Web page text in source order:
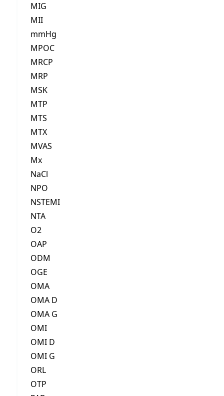
MIG
MII
mmHg
MPOC
MRCP
MRP
MSK
MTP
MTS
MTX
MVAS
Mx
NaCl
NPO
NSTEMI
NTA
O2
OAP
ODM
OGE
OMA
OMA D
OMA G
OMI
OMI D
OMI G
ORL
OTP